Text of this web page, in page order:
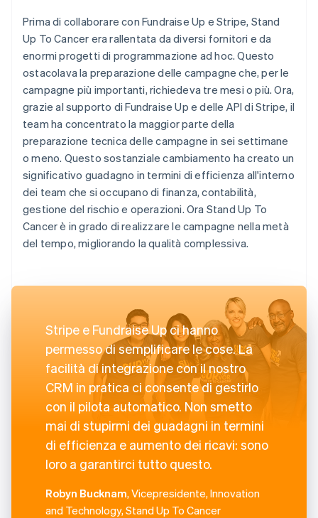
Prima di collaborare con Fundraise Up e Stripe, Stand
Up To Cancer era rallentata da diversi fornitori e da
enormi progetti di programmazione ad hoc. Questo
ostacolava la preparazione delle campagne che, per le
campagne più importanti, richiedeva tre mesi o più. Ora,
grazie al supporto di Fundraise Up e delle API di Stripe, il
team ha concentrato la maggior parte della
preparazione tecnica delle campagne in sei settimane
o meno. Questo sostanziale cambiamento ha creato un
significativo guadagno in termini di efficienza all'interno
dei team che si occupano di finanza, contabilità,
gestione del rischio e operazioni. Ora Stand Up To
Cancer è in grado di realizzare le campagne nella metà
del tempo, migliorando la qualità complessiva.
Stripe e Fundraise Up ci hanno
permesso di semplificare le cose. La
facilità di integrazione con il nostro
CRM in pratica ci consente di gestirlo
con il pilota automatico. Non smetto
mai di stupirmi dei guadagni in termini
di efficienza e aumento dei ricavi: sono
loro a garantirci tutto questo.
Robyn Bucknam, Vicepresidente, Innovation
and Technology, Stand Up To Cancer